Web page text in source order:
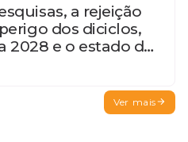
a rejeição
dos diciclos,
2028 e o estado de
Ver mais